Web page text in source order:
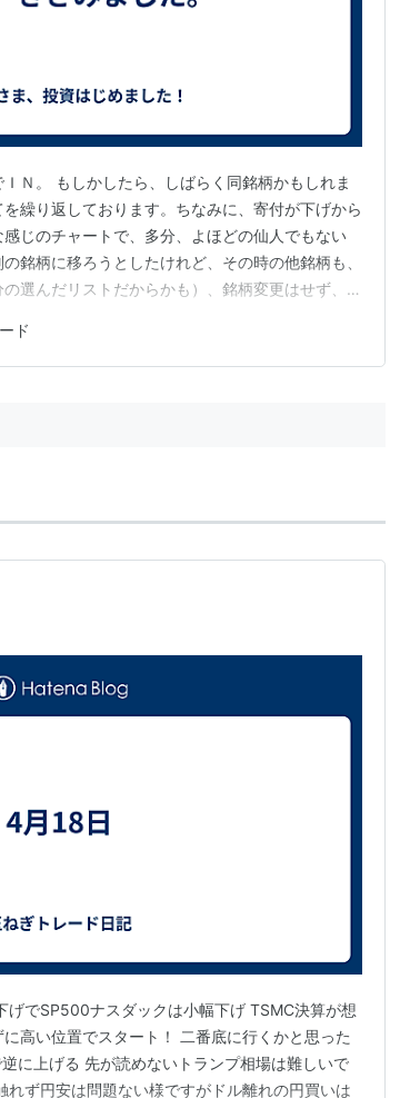
Ｎ。 もしかしたら、しばらく同銘柄かもしれま
繰り返しております。ちなみに、寄付が下げから
じのチャートで、多分、よほどの仙人でもない
銘柄に移ろうとしたけれど、その時の他銘柄も、
選んだリストだからかも）、銘柄変更はせず、タ
イングとして、２１日に買いを入れた（５８４
た感じじゃなかったので、ー…
ド
げでSP500ナスダックは小幅下げ TSMC決算が想
高い位置でスタート！ 二番底に行くかと思った
に上げる 先が読めないトランプ相場は難しいで
ず円安は問題ない様ですがドル離れの円買いは